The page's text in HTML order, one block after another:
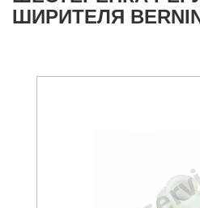
ШИРИТЕЛЯ